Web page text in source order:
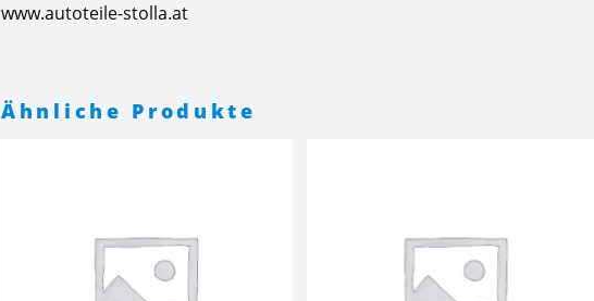
www.autoteile-stolla.at
Ähnliche Produkte